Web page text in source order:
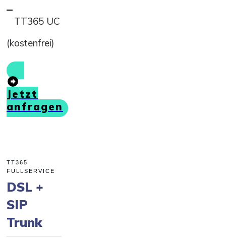
TT365 UC
(kostenfrei)
Jetzt
anfragen
TT365
FULLSERVICE
DSL +
SIP
Trunk